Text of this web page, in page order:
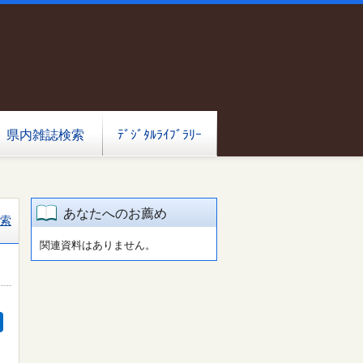
県内雑誌検索 ﾃﾞｼﾞﾀﾙﾗｲﾌﾞﾗﾘｰ
あなたへのお薦め
関連資料はありません。